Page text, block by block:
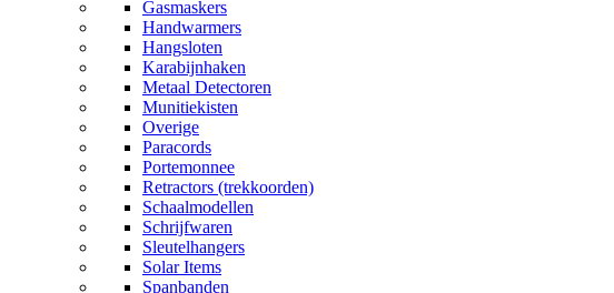
Gasmaskers
Handwarmers
Hangsloten
Karabijnhaken
Metaal Detectoren
Munitiekisten
Overige
Paracords
Portemonnee
Retractors (trekkoorden)
Schaalmodellen
Schrijfwaren
Sleutelhangers
Solar Items
Spanbanden